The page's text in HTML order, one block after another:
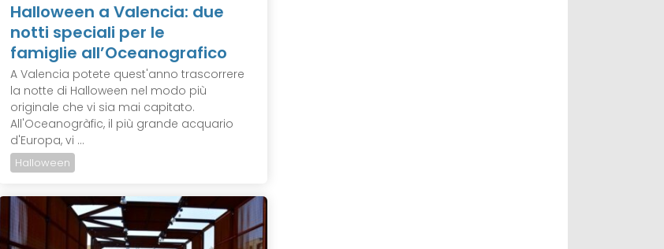
Halloween a Valencia: due
notti speciali per le
famiglie all’Oceanografico
A Valencia potete quest'anno trascorrere
la notte di Halloween nel modo più
originale che vi sia mai capitato.
All'Oceanogràfic, il più grande acquario
d'Europa, vi ...
Halloween